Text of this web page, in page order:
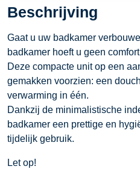
Beschrijving
Gaat u uw badkamer
badkamer hoeft u geen
Deze compacte unit op een
gemakken voorzien: een
verwarming in één.
Dankzij de minimalistische
badkamer een prettige en
tijdelijk gebruik.
Let op!